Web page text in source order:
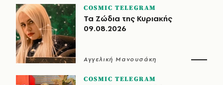
COSMIC TELEGRAM
Τα Ζώδια της Κυριακής
09.08.2026
Αγγελική Μανουσάκη
COSMIC TELEGRAM